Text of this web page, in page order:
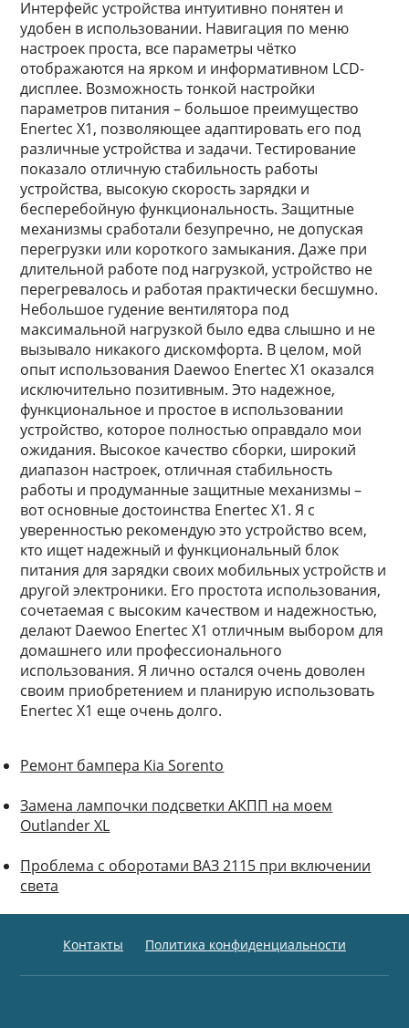
Интерфейс устройства интуитивно понятен и
удобен в использовании. Навигация по меню
настроек проста, все параметры чётко
отображаются на ярком и информативном LCD-
дисплее. Возможность тонкой настройки
параметров питания – большое преимущество
Enertec X1, позволяющее адаптировать его под
различные устройства и задачи. Тестирование
показало отличную стабильность работы
устройства, высокую скорость зарядки и
бесперебойную функциональность. Защитные
механизмы сработали безупречно, не допуская
перегрузки или короткого замыкания. Даже при
длительной работе под нагрузкой, устройство не
перегревалось и работая практически бесшумно.
Небольшое гудение вентилятора под
максимальной нагрузкой было едва слышно и не
вызывало никакого дискомфорта. В целом, мой
опыт использования Daewoo Enertec X1 оказался
исключительно позитивным. Это надежное,
функциональное и простое в использовании
устройство, которое полностью оправдало мои
ожидания. Высокое качество сборки, широкий
диапазон настроек, отличная стабильность
работы и продуманные защитные механизмы –
вот основные достоинства Enertec X1. Я с
уверенностью рекомендую это устройство всем,
кто ищет надежный и функциональный блок
питания для зарядки своих мобильных устройств и
другой электроники. Его простота использования,
сочетаемая с высоким качеством и надежностью,
делают Daewoo Enertec X1 отличным выбором для
домашнего или профессионального
использования. Я лично остался очень доволен
своим приобретением и планирую использовать
Enertec X1 еще очень долго.
Ремонт бампера Kia Sorento
Замена лампочки подсветки АКПП на моем
Outlander XL
Проблема с оборотами ВАЗ 2115 при включении
света
Контакты Политика конфиденциальности